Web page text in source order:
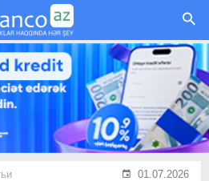
01.07.2026